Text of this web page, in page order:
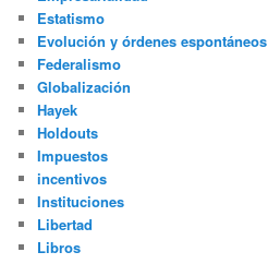
Estatismo
Evolución y órdenes espontáneos
Federalismo
Globalización
Hayek
Holdouts
Impuestos
incentivos
Instituciones
Libertad
Libros